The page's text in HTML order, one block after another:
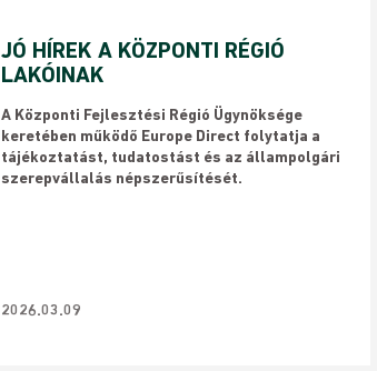
JÓ HÍREK A KÖZPONTI RÉGIÓ
LAKÓINAK
A Központi Fejlesztési Régió Ügynöksége
keretében működő Europe Direct folytatja a
tájékoztatást, tudatostást és az állampolgári
szerepvállalás népszerűsítését.
2026.03.09